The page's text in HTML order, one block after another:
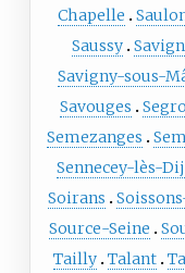
Chapelle
Saussy
Savigny-sous-
Savouges
Semezanges
Sennecey-lès-
Soirans
Source-Seine
Tailly Talant